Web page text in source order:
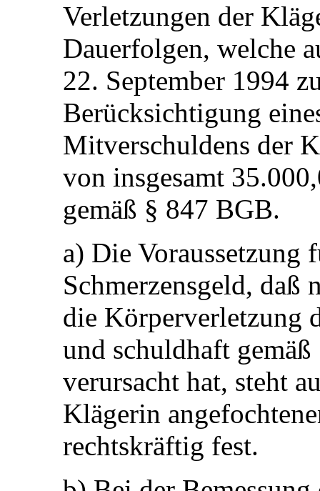
Verletzungen der
Dauerfolgen, welche
22. September 1994
Berücksichtigung
Mitverschuldens der
von insgesamt
gemäß § 847 BGB.
a) Die Voraussetzung
Schmerzensgeld, daß
die Körperverletzung
und schuldhaft
verursacht hat, steht
Klägerin
rechtskräftig fest.